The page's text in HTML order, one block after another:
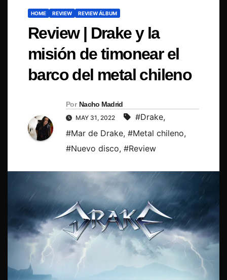
HOME REVIEW REVIEW ÁLBUM
Review | Drake y la
misión de timonear el
barco del metal chileno
Por Nacho Madrid
MAY 31, 2022 #Drake,
#Mar de Drake, #Metal chileno,
#Nuevo disco, #Review